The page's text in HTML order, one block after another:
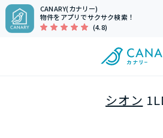
CANARY(カナリー)
物件をアプリでサクサク検索！
(4.8)
シオン